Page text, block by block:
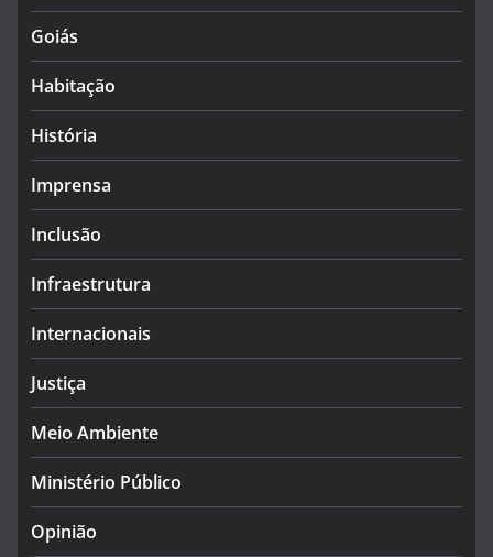
Goiás
Habitação
História
Imprensa
Inclusão
Infraestrutura
Internacionais
Justiça
Meio Ambiente
Ministério Público
Opinião